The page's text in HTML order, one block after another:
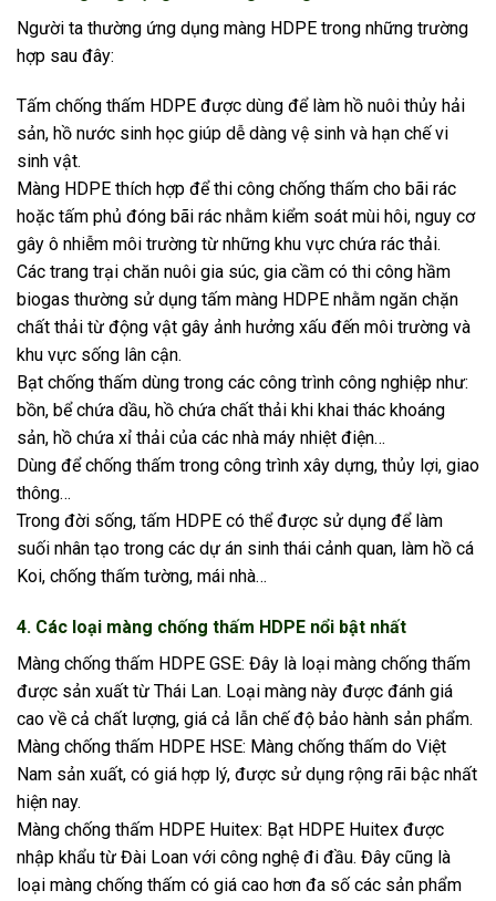
Người ta thường ứng dụng màng HDPE trong những trường
hợp sau đây:
Tấm chống thấm HDPE được dùng để làm hồ nuôi thủy hải
sản, hồ nước sinh học giúp dễ dàng vệ sinh và hạn chế vi
sinh vật.
Màng HDPE thích hợp để thi công chống thấm cho bãi rác
hoặc tấm phủ đóng bãi rác nhằm kiểm soát mùi hôi, nguy cơ
gây ô nhiễm môi trường từ những khu vực chứa rác thải.
Các trang trại chăn nuôi gia súc, gia cầm có thi công hầm
biogas thường sử dụng tấm màng HDPE nhằm ngăn chặn
chất thải từ động vật gây ảnh hưởng xấu đến môi trường và
khu vực sống lân cận.
Bạt chống thấm dùng trong các công trình công nghiệp như:
bồn, bể chứa dầu, hồ chứa chất thải khi khai thác khoáng
sản, hồ chứa xỉ thải của các nhà máy nhiệt điện…
Dùng để chống thấm trong công trình xây dựng, thủy lợi, giao
thông…
Trong đời sống, tấm HDPE có thể được sử dụng để làm
suối nhân tạo trong các dự án sinh thái cảnh quan, làm hồ cá
Koi, chống thấm tường, mái nhà…
4. Các loại màng chống thấm HDPE nổi bật nhất
Màng chống thấm HDPE GSE: Đây là loại màng chống thấm
được sản xuất từ Thái Lan. Loại màng này được đánh giá
cao về cả chất lượng, giá cả lẫn chế độ bảo hành sản phẩm.
Màng chống thấm HDPE HSE: Màng chống thấm do Việt
Nam sản xuất, có giá hợp lý, được sử dụng rộng rãi bậc nhất
hiện nay.
Màng chống thấm HDPE Huitex: Bạt HDPE Huitex được
nhập khẩu từ Đài Loan với công nghệ đi đầu. Đây cũng là
loại màng chống thấm có giá cao hơn đa số các sản phẩm